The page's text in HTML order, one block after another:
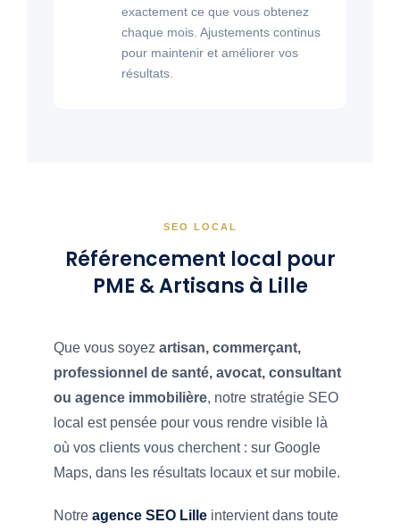
exactement ce que vous obtenez
chaque mois. Ajustements continus
pour maintenir et améliorer vos
résultats.
SEO LOCAL
Référencement local pour
PME & Artisans à Lille
Que vous soyez artisan, commerçant,
professionnel de santé, avocat, consultant
ou agence immobilière, notre stratégie SEO
local est pensée pour vous rendre visible là
où vos clients vous cherchent : sur Google
Maps, dans les résultats locaux et sur mobile.
Notre agence SEO Lille intervient dans toute